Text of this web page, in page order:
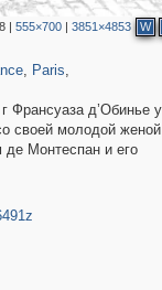
| 555×700| 3851×4853 W
, Paris,
Франсуаза д’Обинье
своей молодой
Монтеспан и его